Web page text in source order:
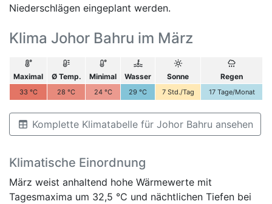
Niederschlägen eingeplant werden.
Klima Johor Bahru im März
Maximal Ø Temp. Minimal Wasser Sonne Regen
33 °C 28 °C 24 °C 29 °C 7 Std./Tag 17 Tage/Monat
Komplette Klimatabelle für Johor Bahru ansehen
Klimatische Einordnung
März weist anhaltend hohe Wärmewerte mit
Tagesmaxima um 32,5 °C und nächtlichen Tiefen bei